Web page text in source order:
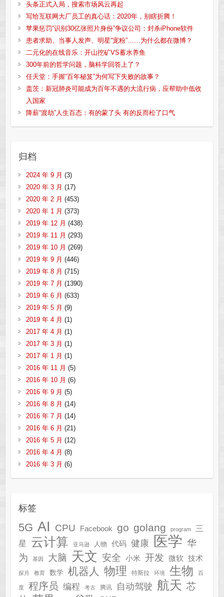
头条正式入局，搜索市场风云再起
写给互联网大厂员工的真心话：2020年，别瞎折腾！
苹果惩罚“识别30亿张照片身份”争议公司：封杀iPhone软件
患者求助、当事人发声、明星“宠粉”……为什么都在微博？
二元化的在线音乐：开山挖矿VS蓄水养鱼
300年前的哲学问题，脑科学回答上了？
任天堂：手握“百年秘笈”为何写下失败的故事？
盖茨：新冠肺炎可能成为百年不遇的大流行病，应帮助中低收
入国家
降薪“渡劫”人生百态：有的蒙了头 有的反而松了口气
归档
2024 年 9 月 (3)
2020 年 3 月 (17)
2020 年 2 月 (453)
2020 年 1 月 (373)
2019 年 12 月 (438)
2019 年 11 月 (293)
2019 年 10 月 (269)
2019 年 9 月 (446)
2019 年 8 月 (715)
2019 年 7 月 (1390)
2019 年 6 月 (633)
2019 年 5 月 (9)
2019 年 4 月 (1)
2017 年 4 月 (1)
2017 年 3 月 (1)
2017 年 1 月 (1)
2016 年 11 月 (5)
2016 年 10 月 (6)
2016 年 9 月 (5)
2016 年 8 月 (14)
2016 年 7 月 (14)
2016 年 6 月 (21)
2016 年 5 月 (12)
2016 年 4 月 (8)
2016 年 3 月 (6)
标签
5G AI CPU Facebook go golang program
三
星
云计算 亚马逊 人物 代码 健康 医学 华
为
基因 大脑 天文 安全 小米 开发 微软 技术
探月 教育 数学 机器人 物理 特斯拉 环境 生物 百
度 程序员 编程 考古 腾讯 自动驾驶 航天 芯